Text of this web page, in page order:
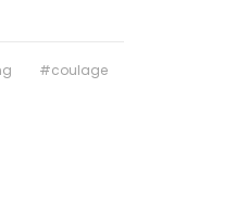
#coulage